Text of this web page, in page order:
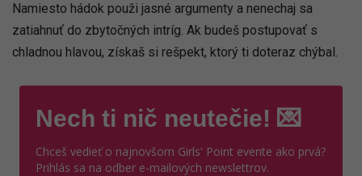
Namiesto hádok použi jasné argumenty a nenechaj sa
zatiahnuť do zbytočných intríg. Ak budeš postupovať s
chladnou hlavou, získaš si rešpekt, ktorý ti doteraz chýbal.
Nech ti nič neutečie! 💌
Chceš vedieť o najnovšom Girls' Point evente ako prvá?
Prihlás sa na odber e-mailových newslettrov.